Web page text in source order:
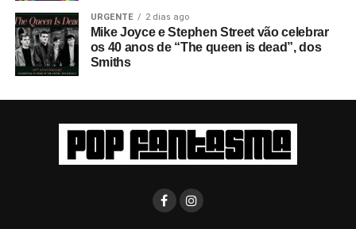
URGENTE 2 dias ago
Mike Joyce e Stephen Street vão celebrar
os 40 anos de “The queen is dead”, dos
Smiths